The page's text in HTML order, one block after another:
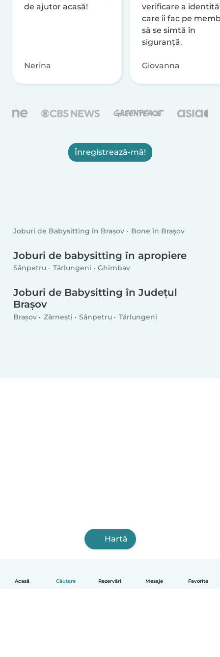
Acasă Căutare Rezervări Mesaje Favorite
de ajutor acasă!
Nerina
verificare a
care îi fac pe
să se simtă în
siguranță.
Giovanna
Înregistrează-mă!
Joburi de Babysitting în Brașov Bone în Brașov
Joburi de babysitting în apropiere
Sânpetru Tărlungeni Ghimbav
Joburi de Babysitting în Județul
Brașov
Brașov Zărnești Sânpetru Tărlungeni
Hartă